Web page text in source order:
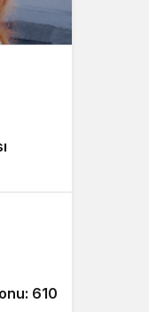
610